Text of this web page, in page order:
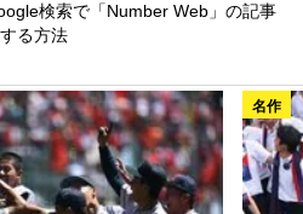
検索で「Number Web」の記事
る方法
名作